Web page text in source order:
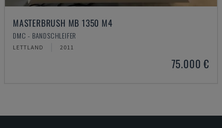
MASTERBRUSH MB 1350 M4
DMC - BANDSCHLEIFER
LETTLAND 2011
75.000 €